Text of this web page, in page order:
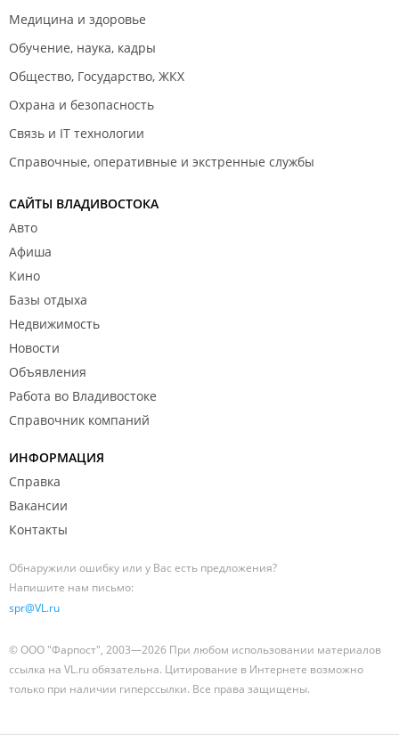
Медицина и здоровье
Обучение, наука, кадры
Общество, Государство, ЖКХ
Охрана и безопасность
Связь и IT технологии
Справочные, оперативные и экстренные службы
САЙТЫ ВЛАДИВОСТОКА
Авто
Афиша
Кино
Базы отдыха
Недвижимость
Новости
Объявления
Работа во Владивостоке
Справочник компаний
ИНФОРМАЦИЯ
Справка
Вакансии
Контакты
Обнаружили ошибку или у Вас есть предложения?
Напишите нам письмо:
spr@VL.ru
© ООО "Фарпост", 2003—2026 При любом использовании материалов
ссылка на VL.ru обязательна. Цитирование в Интернете возможно
только при наличии гиперссылки. Все права защищены.